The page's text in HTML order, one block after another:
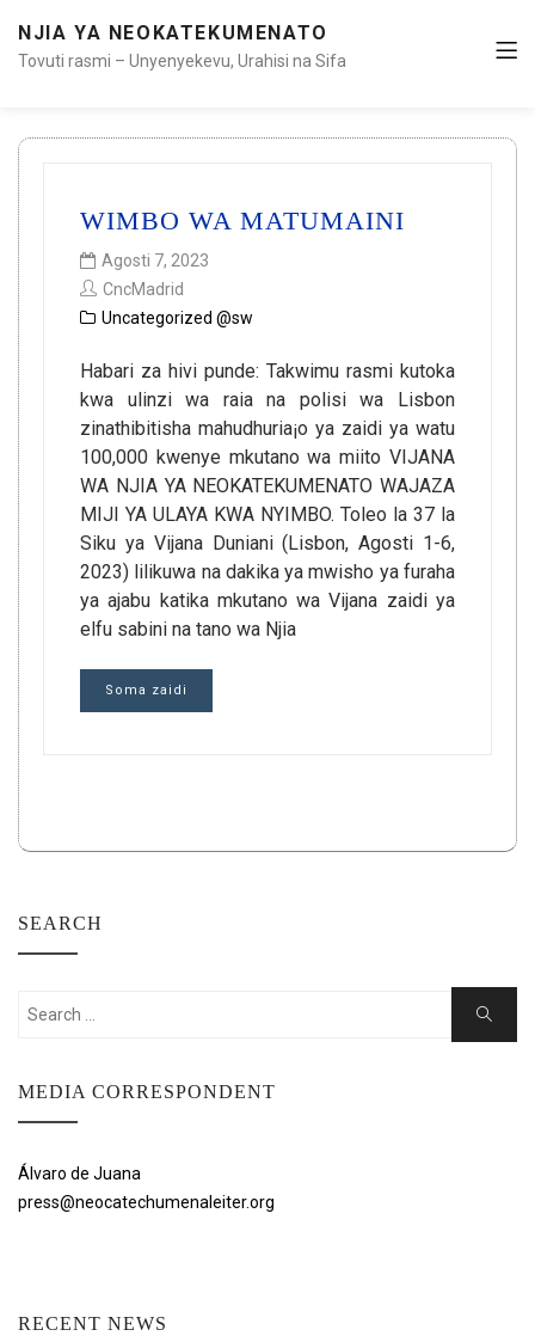
NJIA YA NEOKATEKUMENATO
Tovuti rasmi – Unyenyekevu, Urahisi na Sifa
WIMBO WA MATUMAINI
Agosti 7, 2023
CncMadrid
Uncategorized @sw
Habari za hivi punde: Takwimu rasmi kutoka
kwa ulinzi wa raia na polisi wa Lisbon
zinathibitisha mahudhuria¡o ya zaidi ya watu
100,000 kwenye mkutano wa miito VIJANA
WA NJIA YA NEOKATEKUMENATO WAJAZA
MIJI YA ULAYA KWA NYIMBO. Toleo la 37 la
Siku ya Vijana Duniani (Lisbon, Agosti 1-6,
2023) lilikuwa na dakika ya mwisho ya furaha
ya ajabu katika mkutano wa Vijana zaidi ya
elfu sabini na tano wa Njia
Soma zaidi
SEARCH
Search
Search
MEDIA CORRESPONDENT
Álvaro de Juana
press@neocatechumenaleiter.org
RECENT NEWS